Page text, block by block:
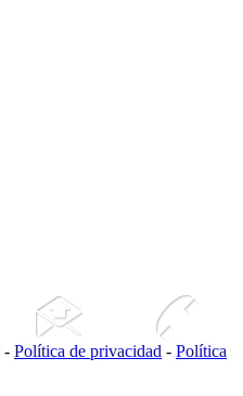
- Política de privacidad - Política